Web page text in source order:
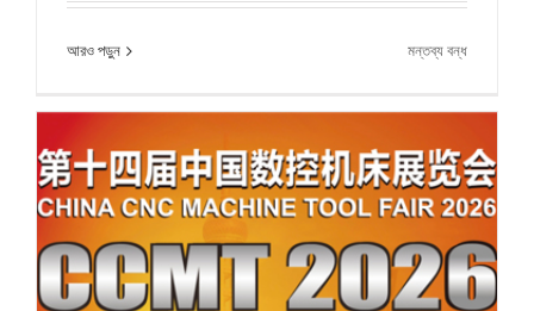
আরও পড়ুন মন্তব্য বন্ধচালু
সমাধি
ঝাড়ু
দিবস
ছুটির
বিজ্ঞপ্তি